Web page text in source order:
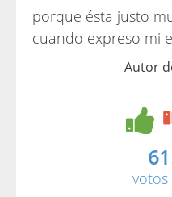
porque ésta justo
cuando expreso mi
Autor
votos